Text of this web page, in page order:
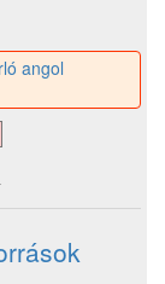
angol